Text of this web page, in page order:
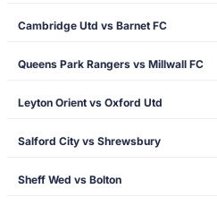
Cambridge Utd vs Barnet FC
Queens Park Rangers vs Millwall FC
Leyton Orient vs Oxford Utd
Salford City vs Shrewsbury
Sheff Wed vs Bolton